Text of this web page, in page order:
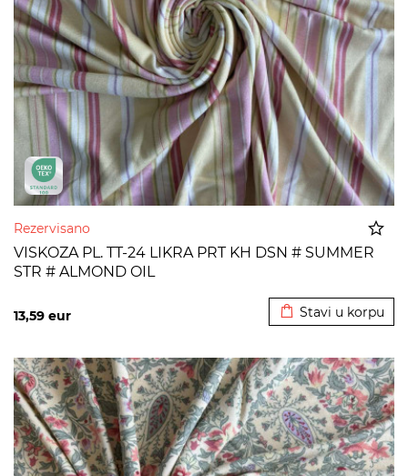
Rezervisano
VISKOZA PL. TT-24 LIKRA PRT KH DSN # SUMMER
STR # ALMOND OIL
13,59 eur Stavi u korpu